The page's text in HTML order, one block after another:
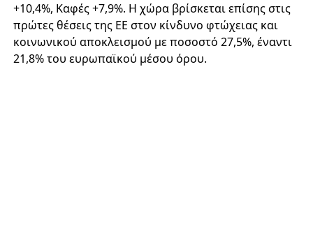
+10,4%, Καφές +7,9%. Η χώρα βρίσκεται επίσης στις
πρώτες θέσεις της ΕΕ στον κίνδυνο φτώχειας και
κοινωνικού αποκλεισμού με ποσοστό 27,5%, έναντι
21,8% του ευρωπαϊκού μέσου όρου.